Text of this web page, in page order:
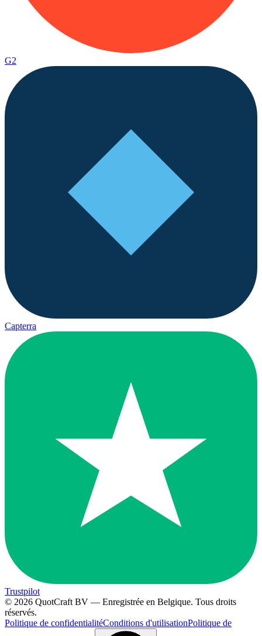
G2
Capterra
Trustpilot
© 2026 QuotCraft BV — Enregistrée en Belgique. Tous droits
réservés.
Politique de confidentialitéConditions d'utilisationPolitique de